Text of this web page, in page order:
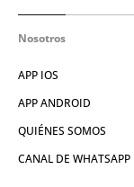
Nosotros
APP IOS
APP ANDROID
QUIÉNES SOMOS
CANAL DE WHATSAPP